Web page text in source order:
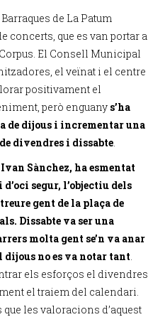
de La Patum
concerts, que es van portar a
El Consell Municipal
el veïnat i el centre
positivament el
però enguany s’ha
de dijous i incrementar una
divendres i dissabte.
Sànchez, ha esmentat
segur, l’objectiu dels
gent de la plaça de
Dissabte va ser una
molta gent se’n va anar
dijous no es va notar tant.
els esforços el divendres
el traiem del calendari.
les valoracions d’aquest